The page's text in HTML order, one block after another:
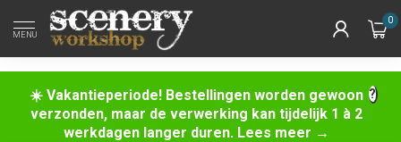
☀️ Vakantieperiode! Bestellingen worden gewoon
verzonden, maar de verwerking kan tijdelijk 1 à 2
werkdagen langer duren. Lees meer →
MENU
0